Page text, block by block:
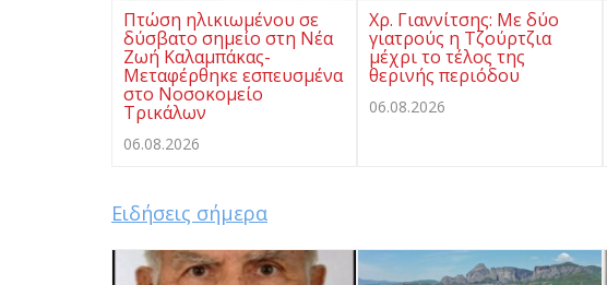
Πτώση ηλικιωμένου σε
δύσβατο σημείο στη Νέα
Ζωή Καλαμπάκας-
Μεταφέρθηκε εσπευσμένα
στο Νοσοκομείο
Τρικάλων
06.08.2026
Χρ. Γιαννίτσης: Με δύο
γιατρούς η Τζούρτζια
μέχρι το τέλος της
θερινής περιόδου
06.08.2026
Ειδήσεις σήμερα